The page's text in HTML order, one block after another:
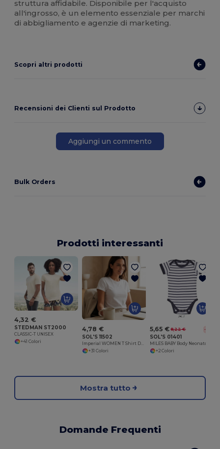
struttura affidabile. Disponibile per l'acquisto
all'ingrosso, è un elemento essenziale per marchi
di abbigliamento e agenzie di marketing.
Scopri altri prodotti
Recensioni dei Clienti sul Prodotto
Aggiungi un commento
Bulk Orders
Prodotti interessanti
4,32 €
STEDMAN ST2000
CLASSIC-T UNISEX
+41 Colori
4,78 €
SOL'S 11502
Imperial WOMEN T Shirt Donna Girocollo
+31 Colori
5,65 € 8,22 € -31%
SOL'S 01401
+2 Colori
Mostra tutto
Domande Frequenti